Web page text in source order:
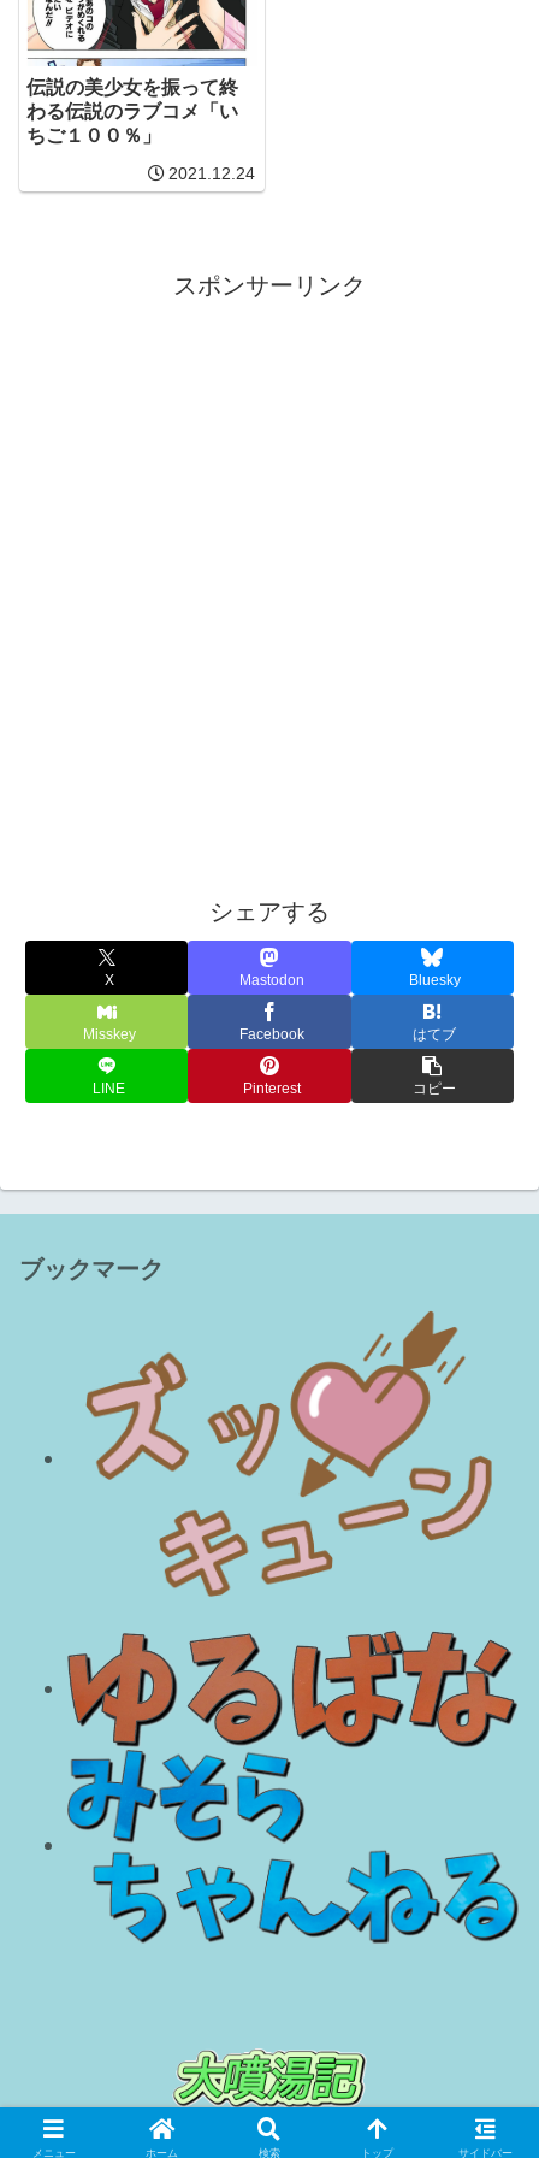
伝説の美少女を振って終
わる伝説のラブコメ「い
ちご１００％」
2021.12.24
スポンサーリンク
シェアする
X Mastodon Bluesky
Misskey Facebook はてブ
LINE Pinterest コピー
ブックマーク
© 2018 大噴湯記.
メニュー ホーム 検索 トップ サイドバー